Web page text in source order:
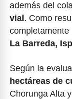
además del
vial . Como
completamente
La Barreda,
Según la
hectáreas de
Chorunga Alta